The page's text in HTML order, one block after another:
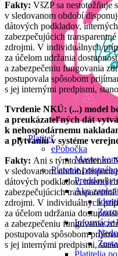
Platiteľ
ePobočka
Master
Platenie poistného
Preddavky
Ako
Informácie
Platitelia
Fakty: VšZP sa
v sledovanom období
dátových podkladov,
zabezpečujúcich
zdrojmi. V individuálnych
za účelom udržania
a zabezpečeniu fungovania
postupovala spôsobom
s jej internými predpismi,
Tvrdenie NKÚ: (...) model
a preukázateľných dát
k nehospodárnemu
a plytvaniu v systéme
Fakty: Ani s týmto tvrdením
v sledovanom období
dátových podkladov,
zabezpečujúcich
zdrojmi. V individuálnych
za účelom udržania
a zabezpečeniu fungovania
postupovala spôsobom
s jej internými predpismi,